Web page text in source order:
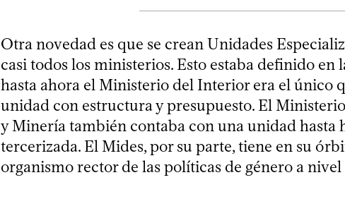
Otra novedad es que se crean Unidades
casi todos los ministerios. Esto estaba definido en
hasta ahora el Ministerio del Interior era el único
unidad con estructura y presupuesto. El
y Minería también contaba con una unidad hasta
tercerizada. El Mides, por su parte, tiene en su
organismo rector de las políticas de género a